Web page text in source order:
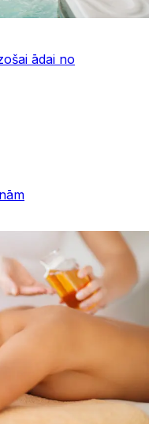
ādai no